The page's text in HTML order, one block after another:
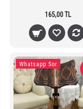
165,00 TL
Whatsapp Sor